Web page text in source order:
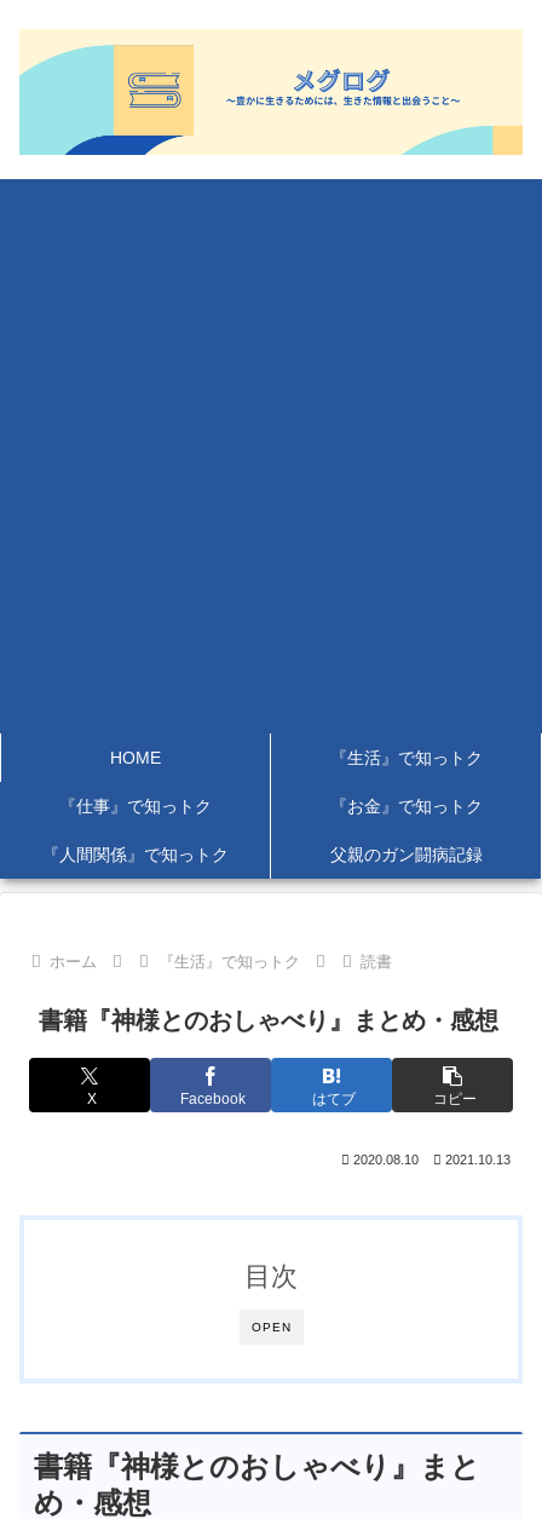
HOME 『生活』で知っトク
『仕事』で知っトク 『お金』で知っトク
『人間関係』で知っトク 父親のガン闘病記録
ホーム 『生活』で知っトク 読書
書籍『神様とのおしゃべり』まとめ・感想
X Facebook はてブ コピー
2020.08.10 2021.10.13
OPEN
目次
書籍『神様とのおしゃべり』まと
め・感想